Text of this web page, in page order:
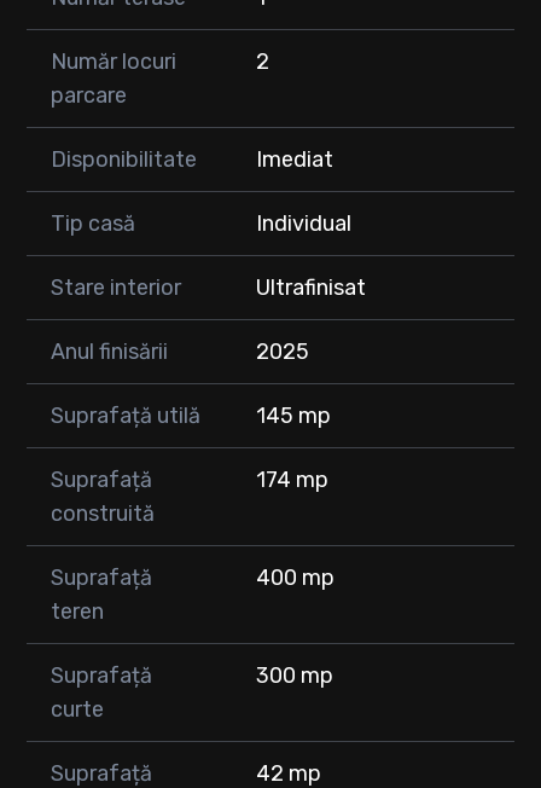
✔ Încălzire în pardoseală – Tecefloor
✔ Centrală proprie
✔ Stabilizator de tensiune propriu
✔ Automatizare poartă
✔ Racordată la toate utilitățile
🏠 Casa se vinde complet mobilată și utilată, cu
📍 Acces privat, zonă aerisită, ideală pentru familie
Număr locuri
parcare
2
Disponibilitate Imediat
Tip casă Individual
Stare interior Ultrafinisat
Anul finisării 2025
Suprafață utilă 145 mp
Suprafață
construită
174 mp
Suprafață
teren
400 mp
Suprafață
curte
300 mp
Suprafață
42 mp